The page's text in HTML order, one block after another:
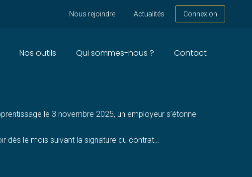
Nous rejoindre Actualités Connexion
Nos outils Qui sommes-nous ? Contact
?
le 3 novembre 2025, un employeur s’étonne
dès le mois suivant la signature du contrat…